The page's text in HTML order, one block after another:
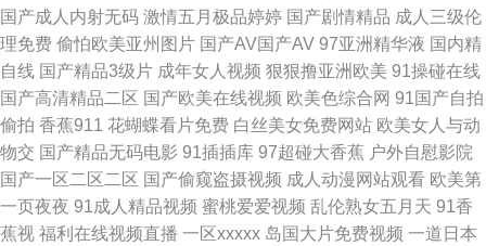
九国产久久 玖玖操国内视频 老湿在线视频 蜜桃tv91 青青草福利在线 婷婷她
六月天 五月停停黄网 天美一级aa 五月丁香网站首页 夜夜撸2026俺来也
91tv在线看 91大神h免费在线 91黄色导航 国产精品久久一区 九九热精品一
区 久草视频免费网址 九九热一6 美女网站在线观看 欧美精品网页 欧美成人
久久 五月婷婷基地 五月天bb激情网 影音先锋理论片 综合色站导航 91免费看
国产成人内射无码 激情五月极品婷婷 国产剧情精品 成人三级伦
理免费 偷怕欧美亚州图片 国产AV国产AV 97亚洲精华液 国内精
自线 国产精品3级片 成年女人视频 狠狠撸亚洲欧美 91操碰在线
国产高清精品二区 国产欧美在线视频 欧美色综合网 91国产自拍
偷拍 香蕉911 花蝴蝶看片免费 白丝美女免费网站 欧美女人与动
物交 国产精品无码电影 91插插库 97超碰大香蕉 户外自慰影院
国产一区二区二区 国产偷窥盗摄视频 成人动漫网站观看 欧美第
一页夜夜 91成人精品视频 蜜桃爱爱视频 乱伦熟女五月天 91香
蕉视 福利在线视频直播 一区xxxxx 岛国大片免费视频 一道日本